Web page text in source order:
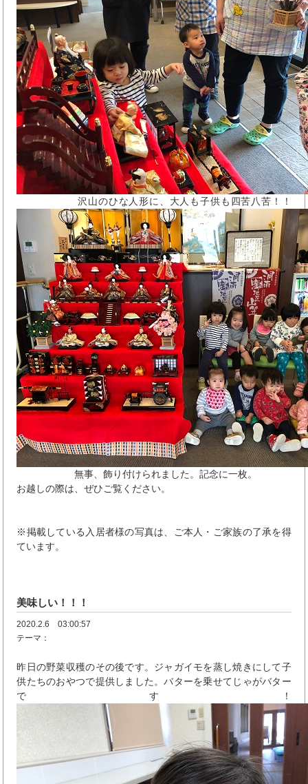
沢山のひな人形に、大人も子供も四苦八苦！！
無事、飾り付けられました。記念に一枚。
お越しの際は、ぜひご覧ください。
※掲載している入居者様の写真は、ご本人・ご家族の了承を得
ています。
美味しい！！！
2020.2.6 03:00:57
テーマ：
昨日の野菜収穫のその後です。ジャガイモを蒸し焼きにして子
供たちのおやつで提供しました。バターを乗せてじゃがバター
です！